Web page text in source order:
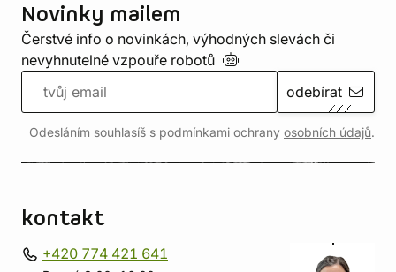
Novinky mailem
Čerstvé info o novinkách, výhodných slevách či
nevyhnutelné vzpouře robotů
odebírat
Odesláním souhlasíš s podmínkami ochrany osobních údajů.
kontakt
+420 774 421 641